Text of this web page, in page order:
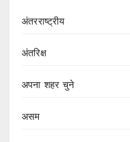
अंतरराष्ट्रीय
अंतरिक्ष
अपना शहर चुने
असम